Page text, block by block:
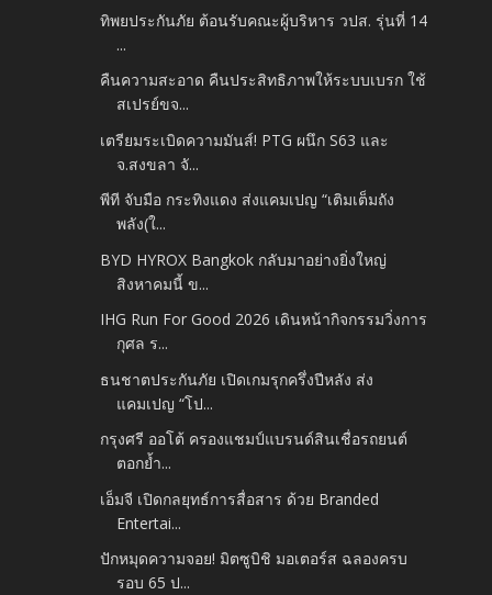
ทิพยประกันภัย ต้อนรับคณะผู้บริหาร วปส. รุ่นที่ 14
...
คืนความสะอาด คืนประสิทธิภาพให้ระบบเบรก ใช้
สเปรย์ขจ...
เตรียมระเบิดความมันส์! PTG ผนึก S63 และ
จ.สงขลา จั...
พีที จับมือ กระทิงแดง ส่งแคมเปญ “เติมเต็มถัง
พลัง(ใ...
BYD HYROX Bangkok กลับมาอย่างยิ่งใหญ่
สิงหาคมนี้ ข...
IHG Run For Good 2026 เดินหน้ากิจกรรมวิ่งการ
กุศล ร...
ธนชาตประกันภัย เปิดเกมรุกครึ่งปีหลัง ส่ง
แคมเปญ “โป...
กรุงศรี ออโต้ ครองแชมป์แบรนด์สินเชื่อรถยนต์
ตอกย้ำ...
เอ็มจี เปิดกลยุทธ์การสื่อสาร ด้วย Branded
Entertai...
ปักหมุดความจอย! มิตซูบิชิ มอเตอร์ส ฉลองครบ
รอบ 65 ป...